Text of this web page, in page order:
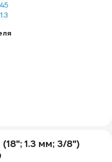
45
1.3
1.3 мм; 3/8")